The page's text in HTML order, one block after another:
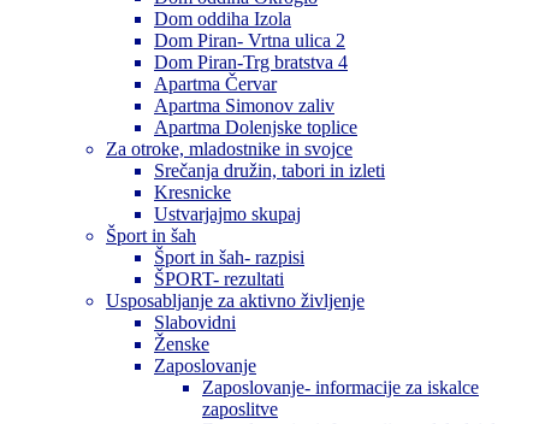
Dom oddiha Izola
Dom Piran- Vrtna ulica 2
Dom Piran-Trg bratstva 4
Apartma Červar
Apartma Simonov zaliv
Apartma Dolenjske toplice
Za otroke, mladostnike in svojce
Srečanja družin, tabori in izleti
Kresnicke
Ustvarjajmo skupaj
Šport in šah
Šport in šah- razpisi
ŠPORT- rezultati
Usposabljanje za aktivno življenje
Slabovidni
Ženske
Zaposlovanje
Zaposlovanje- informacije za iskalce
zaposlitve